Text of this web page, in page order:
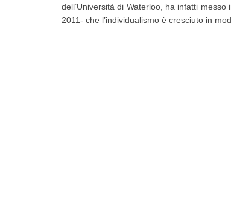
dell’Università di Waterloo, ha infatti
2011- che l’individualismo è cresciuto in